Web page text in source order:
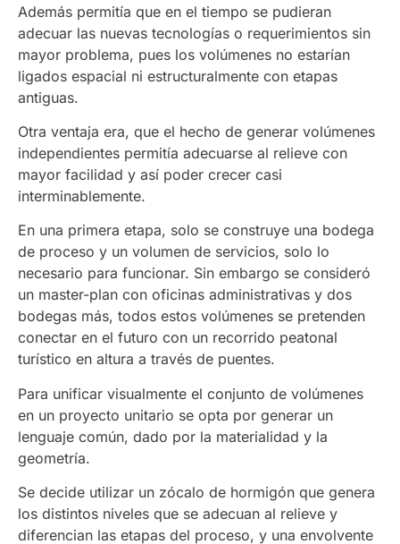
Además permitía que en el tiempo se pudieran
adecuar las nuevas tecnologías o requerimientos sin
mayor problema, pues los volúmenes no estarían
ligados espacial ni estructuralmente con etapas
antiguas.
Otra ventaja era, que el hecho de generar volúmenes
independientes permitía adecuarse al relieve con
mayor facilidad y así poder crecer casi
interminablemente.
En una primera etapa, solo se construye una bodega
de proceso y un volumen de servicios, solo lo
necesario para funcionar. Sin embargo se consideró
un master-plan con oficinas administrativas y dos
bodegas más, todos estos volúmenes se pretenden
conectar en el futuro con un recorrido peatonal
turístico en altura a través de puentes.
Para unificar visualmente el conjunto de volúmenes
en un proyecto unitario se opta por generar un
lenguaje común, dado por la materialidad y la
geometría.
Se decide utilizar un zócalo de hormigón que genera
los distintos niveles que se adecuan al relieve y
diferencian las etapas del proceso, y una envolvente